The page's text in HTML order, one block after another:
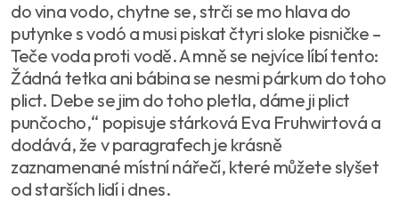
do vina vodo, chytne se, strči se mo hlava do
putynke s vodó a musi piskat čtyri sloke pisničke –
Teče voda proti vodě. A mně se nejvíce líbí tento:
Žádná tetka ani bábina se nesmi párkum do toho
plict. Debe se jim do toho pletla, dáme ji plict
punčocho,“ popisuje stárková Eva Fruhwirtová a
dodává, že v paragrafech je krásně
zaznamenané místní nářečí, které můžete slyšet
od starších lidí i dnes.